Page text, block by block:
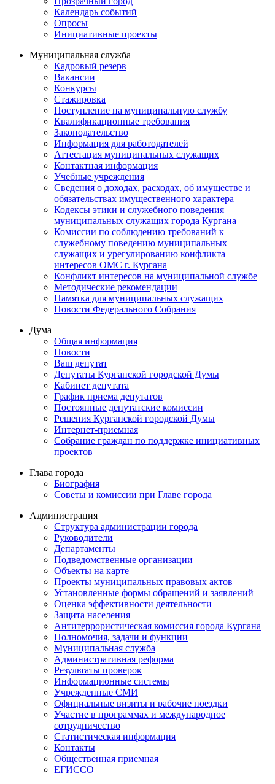
Календарь событий
Опросы
Инициативные проекты
Муниципальная служба
Кадровый резерв
Вакансии
Конкурсы
Стажировка
Поступление на муниципальную службу
Квалификационные требования
Законодательство
Информация для работодателей
Аттестация муниципальных служащих
Контактная информация
Учебные учреждения
Сведения о доходах, расходах, об имуществе и
обязательствах имущественного характера
Кодексы этики и служебного поведения
муниципальных служащих города Кургана
Комиссии по соблюдению требований к
служебному поведению муниципальных
служащих и урегулированию конфликта
интересов ОМС г. Кургана
Конфликт интересов на муниципальной службе
Методические рекомендации
Памятка для муниципальных служащих
Новости Федерального Cобрания
Дума
Общая информация
Новости
Ваш депутат
Депутаты Курганской городской Думы
Кабинет депутата
График приема депутатов
Постоянные депутатские комиссии
Решения Курганской городской Думы
Интернет-приемная
Собрание граждан по поддержке инициативных
проектов
Глава города
Биография
Советы и комиссии при Главе города
Администрация
Структура администрации города
Руководители
Департаменты
Подведомственные организации
Объекты на карте
Проекты муниципальных правовых актов
Установленные формы обращений и заявлений
Оценка эффективности деятельности
Защита населения
Антитеррористическая комиссия города Кургана
Полномочия, задачи и функции
Муниципальная служба
Административная реформа
Результаты проверок
Информационные системы
Учрежденные СМИ
Официальные визиты и рабочие поездки
Участие в программах и международное
сотрудничество
Статистическая информация
Контакты
Общественная приемная
ЕГИССО